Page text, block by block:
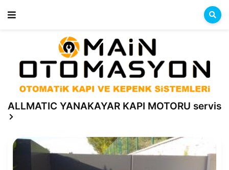
ALLMATIC YANAKAYAR KAPI MOTORU servis